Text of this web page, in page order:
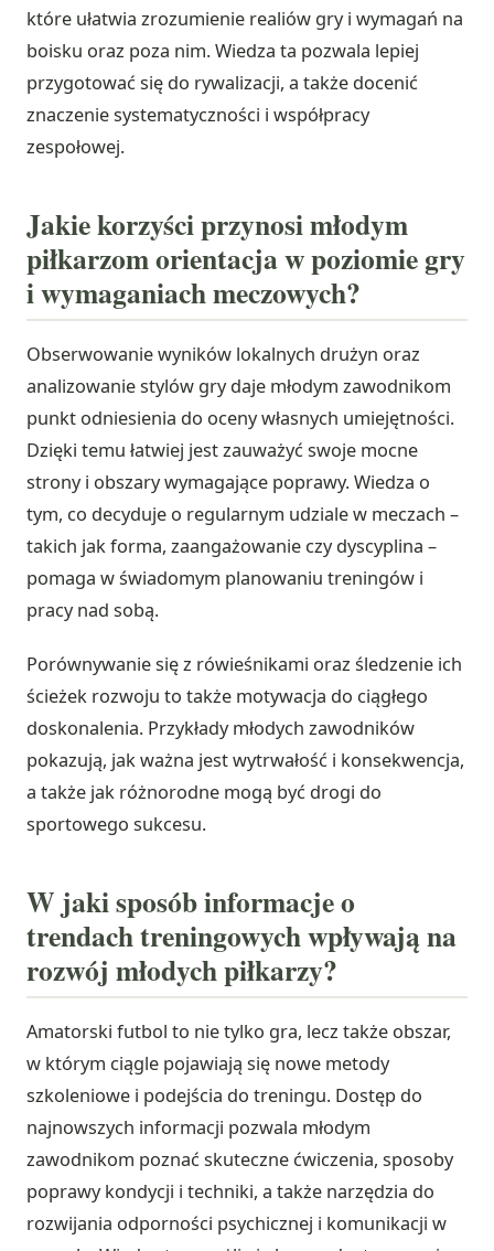
które ułatwia zrozumienie realiów gry i wymagań na
boisku oraz poza nim. Wiedza ta pozwala lepiej
przygotować się do rywalizacji, a także docenić
znaczenie systematyczności i współpracy
zespołowej.
Jakie korzyści przynosi młodym
piłkarzom orientacja w poziomie gry
i wymaganiach meczowych?
Obserwowanie wyników lokalnych drużyn oraz
analizowanie stylów gry daje młodym zawodnikom
punkt odniesienia do oceny własnych umiejętności.
Dzięki temu łatwiej jest zauważyć swoje mocne
strony i obszary wymagające poprawy. Wiedza o
tym, co decyduje o regularnym udziale w meczach –
takich jak forma, zaangażowanie czy dyscyplina –
pomaga w świadomym planowaniu treningów i
pracy nad sobą.
Porównywanie się z rówieśnikami oraz śledzenie ich
ścieżek rozwoju to także motywacja do ciągłego
doskonalenia. Przykłady młodych zawodników
pokazują, jak ważna jest wytrwałość i konsekwencja,
a także jak różnorodne mogą być drogi do
sportowego sukcesu.
W jaki sposób informacje o
trendach treningowych wpływają na
rozwój młodych piłkarzy?
Amatorski futbol to nie tylko gra, lecz także obszar,
w którym ciągle pojawiają się nowe metody
szkoleniowe i podejścia do treningu. Dostęp do
najnowszych informacji pozwala młodym
zawodnikom poznać skuteczne ćwiczenia, sposoby
poprawy kondycji i techniki, a także narzędzia do
rozwijania odporności psychicznej i komunikacji w